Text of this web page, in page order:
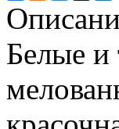
Белые и